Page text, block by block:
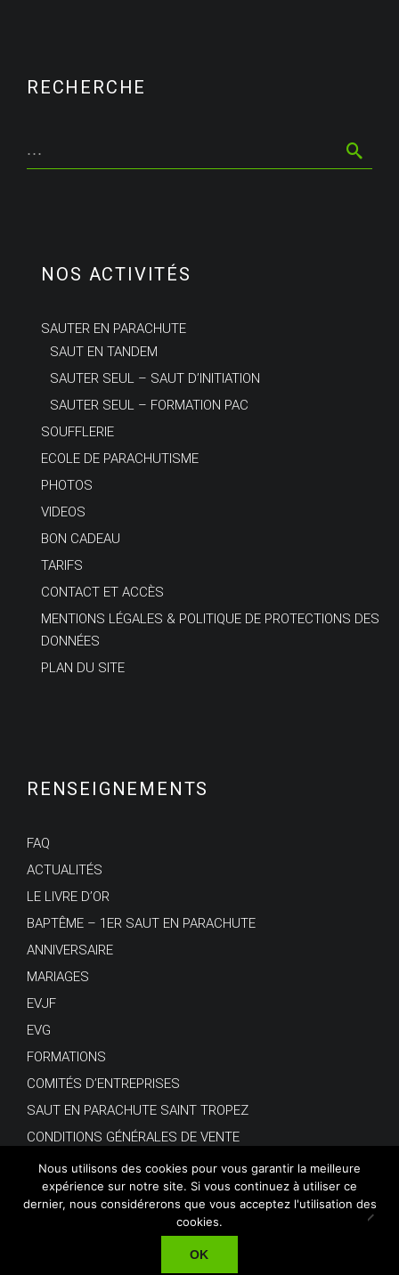
RECHERCHE
NOS ACTIVITÉS
SAUTER EN PARACHUTE
SAUT EN TANDEM
SAUTER SEUL – SAUT D’INITIATION
SAUTER SEUL – FORMATION PAC
SOUFFLERIE
ECOLE DE PARACHUTISME
PHOTOS
VIDEOS
BON CADEAU
TARIFS
CONTACT ET ACCÈS
MENTIONS LÉGALES & POLITIQUE DE PROTECTIONS DES
DONNÉES
PLAN DU SITE
RENSEIGNEMENTS
FAQ
ACTUALITÉS
LE LIVRE D’OR
BAPTÊME – 1ER SAUT EN PARACHUTE
ANNIVERSAIRE
MARIAGES
EVJF
EVG
FORMATIONS
COMITÉS D’ENTREPRISES
SAUT EN PARACHUTE SAINT TROPEZ
CONDITIONS GÉNÉRALES DE VENTE
Nous utilisons des cookies pour vous garantir la meilleure
expérience sur notre site. Si vous continuez à utiliser ce
dernier, nous considérerons que vous acceptez l'utilisation des
cookies.
OK